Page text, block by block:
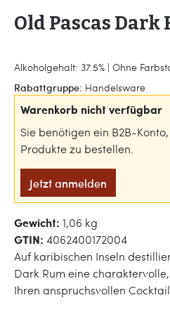
Old Pascas Dark
Alkoholgehalt: 37.5% | Ohne
Rabattgruppe: Handelsware
Warenkorb nicht verfügbar
Sie benötigen ein B2B-
Produkte zu bestellen.
Jetzt anmelden
Gewicht: 1,06 kg
GTIN: 4062400172004
Auf karibischen Inseln
Dark Rum eine
Ihren anspruchsvollen